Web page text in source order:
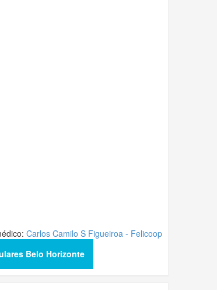
Carlos Camilo S Figueiroa - Felicoop
Belo Horizonte